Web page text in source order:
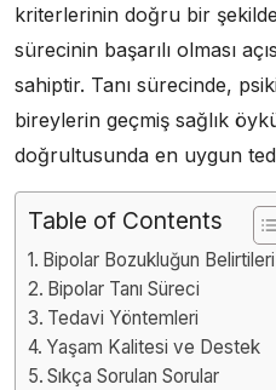
kriterlerinin doğru bir
sürecinin başarılı olması
sahiptir. Tanı sürecinde,
bireylerin geçmiş sağlık
doğrultusunda en uygun
Table of Contents
Bipolar Bozukluğun Belirtileri
Bipolar Tanı Süreci
Tedavi Yöntemleri
Yaşam Kalitesi ve Destek
Sıkça Sorulan Sorular